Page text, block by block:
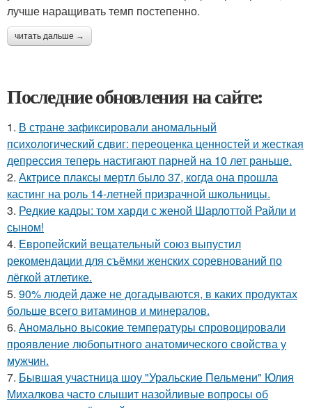
лучше наращивать темп постепенно.
читать дальше →
Последние обновления на сайте:
1. В стране зафиксировали аномальный
психологический сдвиг: переоценка ценностей и жесткая
депрессия теперь настигают парней на 10 лет раньше.
2. Актрисе плаксы мертл было 37, когда она прошла
кастинг на роль 14-летней призрачной школьницы.
3. Редкие кадры: том харди с женой Шарлоттой Райли и
сыном!
4. Европейский вещательный союз выпустил
рекомендации для съёмки женских соревнований по
лёгкой атлетике.
5. 90% людей даже не догадываются, в каких продуктах
больше всего витаминов и минералов.
6. Аномально высокие температуры спровоцировали
проявление любопытного анатомического свойства у
мужчин.
7. Бывшая участница шоу "Уральские Пельмени" Юлия
Михалкова часто слышит назойливые вопросы об